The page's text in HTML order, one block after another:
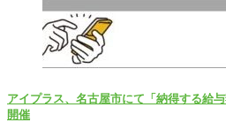
アイプラス、名古屋市にて「納得する給
開催